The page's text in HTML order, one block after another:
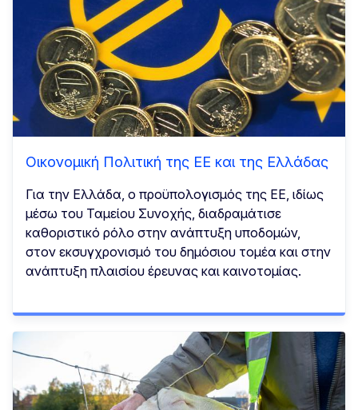
Οικονομική Πολιτική της ΕΕ και της Ελλάδας
Για την Ελλάδα, ο προϋπολογισμός της ΕΕ, ιδίως
μέσω του Ταμείου Συνοχής, διαδραμάτισε
καθοριστικό ρόλο στην ανάπτυξη υποδομών,
στον εκσυγχρονισμό του δημόσιου τομέα και στην
ανάπτυξη πλαισίου έρευνας και καινοτομίας.